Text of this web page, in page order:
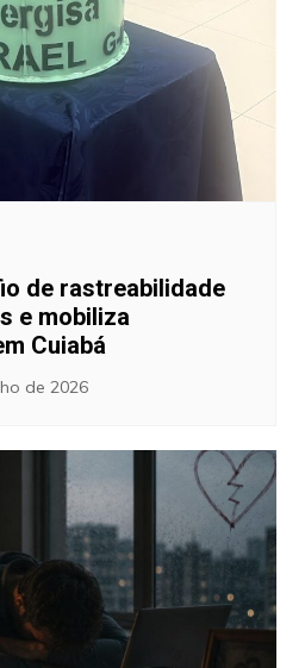
de rastreabilidade
e mobiliza
Cuiabá
de 2026